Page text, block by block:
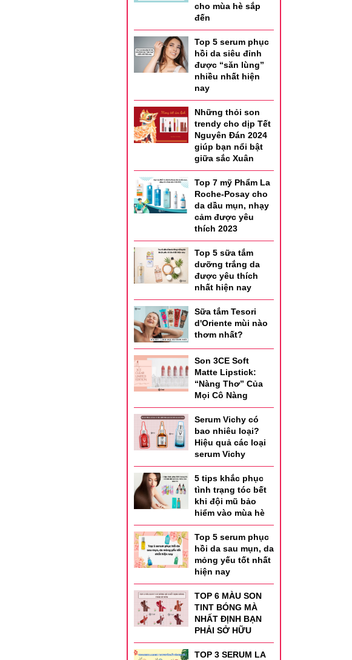
cho mùa hè sắp
đến
Top 5 serum phục
hồi da siêu đỉnh
được “săn lùng”
nhiều nhất hiện
nay
Những thỏi son
trendy cho dịp Tết
Nguyên Đán 2024
giúp bạn nổi bật
giữa sắc Xuân
Top 7 mỹ Phẩm La
Roche-Posay cho
da dầu mụn, nhạy
cảm được yêu
thích 2023
Top 5 sữa tắm
dưỡng trắng da
được yêu thích
nhất hiện nay
Sữa tắm Tesori
d'Oriente mùi nào
thơm nhất?
Son 3CE Soft
Matte Lipstick:
“Nàng Thơ” Của
Mọi Cô Nàng
Serum Vichy có
bao nhiêu loại?
Hiệu quả các loại
serum Vichy
5 tips khắc phục
tình trạng tóc bết
khi đội mũ bảo
hiểm vào mùa hè
Top 5 serum phục
hồi da sau mụn, da
mỏng yếu tốt nhất
hiện nay
TOP 6 MÀU SON
TINT BÓNG MÀ
NHẤT ĐỊNH BẠN
PHẢI SỞ HỮU
TOP 3 SERUM LA